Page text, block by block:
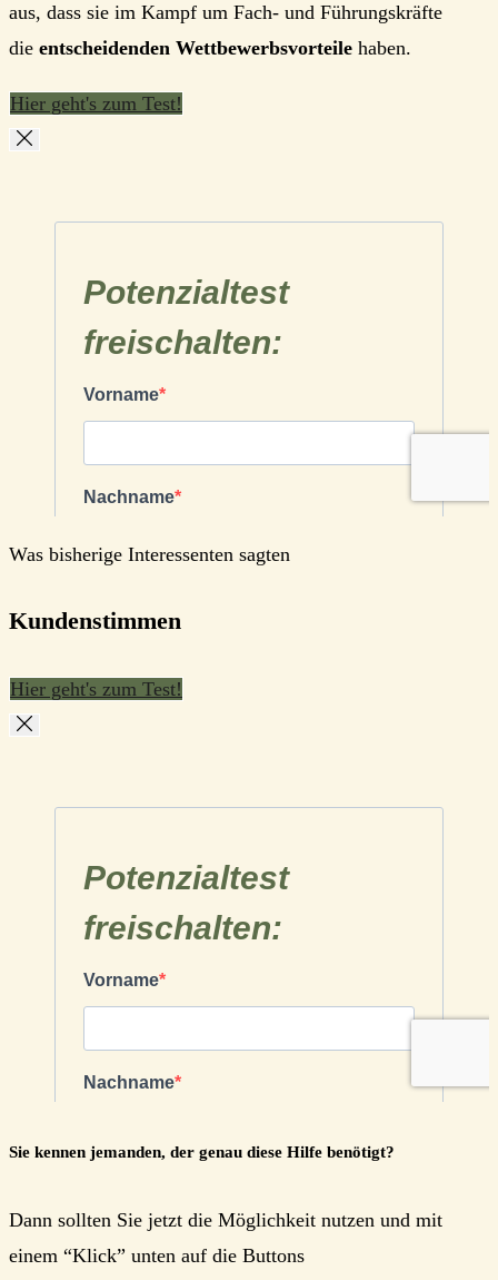
aus, dass sie im Kampf um Fach- und Führungskräfte
die entscheidenden Wettbewerbsvorteile haben.
Hier geht's zum Test!
Was bisherige Interessenten sagten
Kundenstimmen
Hier geht's zum Test!
Sie kennen jemanden, der genau diese Hilfe benötigt?
Dann sollten Sie jetzt die Möglichkeit nutzen und mit
einem “Klick” unten auf die Buttons